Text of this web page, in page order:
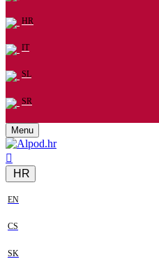
HR
IT
SL
SR
Menu
HR
EN
CS
SK